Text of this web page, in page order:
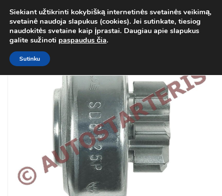
Atgal įKategorija
0
Siekiant užtikrinti kokybišką internetinės svetainės veikimą,
svetainė naudoja slapukus (cookies). Jei sutinkate, tiesiog
naudokitės svetaine kaip įprastai. Daugiau apie slapukus
galite sužinoti paspaudus čia.
Sutinku